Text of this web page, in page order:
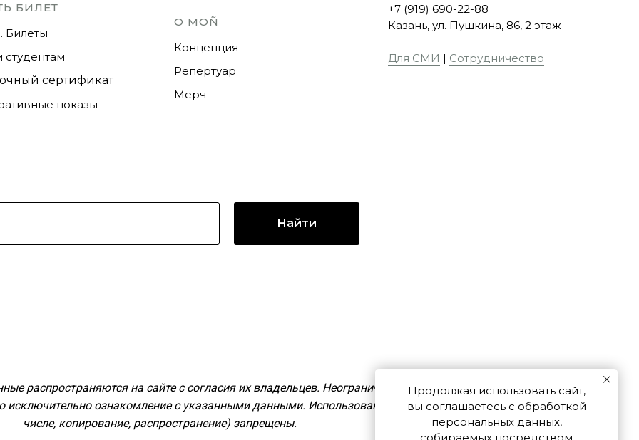
БИЛЕТ
Билеты
студентам
сертификат
показы
О MOÑ
Концепция
Репертуар
Мерч
+7 (919) 690-22-88
Казань, ул. Пушкина, 86, 2 этаж
Для СМИ | Сотрудничество
Найти
распространяются на сайте с согласия их владельцев. Неограниченному
исключительно ознакомление с указанными данными. Использование (в том
числе, копирование, распространение) запрещены.
Продолжая использовать сайт,
вы соглашаетесь с обработкой
персональных данных,